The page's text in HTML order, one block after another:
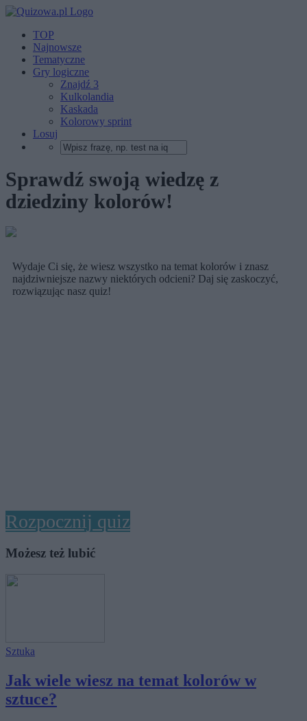
TOP
Najnowsze
Tematyczne
Gry logiczne
Znajdź 3
Kulkolandia
Kaskada
Kolorowy sprint
Losuj
Sprawdź swoją wiedzę z
dziedziny kolorów!
Wydaje Ci się, że wiesz wszystko na temat kolorów i znasz
najdziwniejsze nazwy niektórych odcieni? Daj się zaskoczyć,
rozwiązując nasz quiz!
Rozpocznij quiz
Możesz też lubić
Sztuka
Jak wiele wiesz na temat kolorów w
sztuce?